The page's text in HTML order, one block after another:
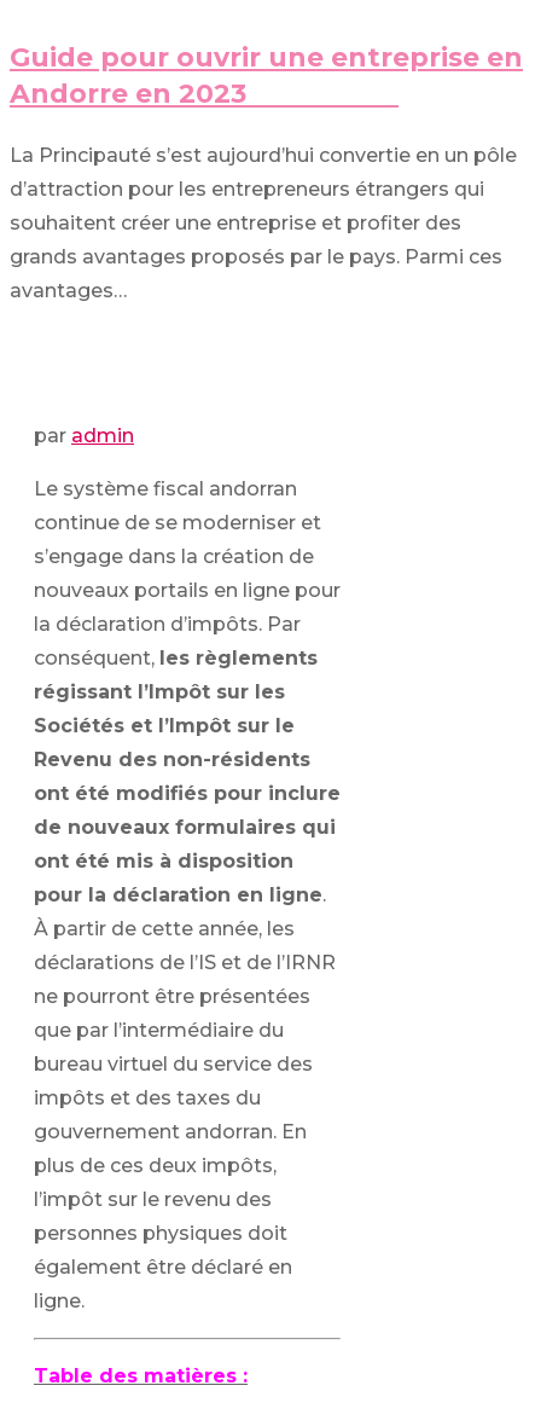
Guide pour ouvrir une entreprise en
Andorre en 2023
La Principauté s’est aujourd’hui convertie en un pôle
d’attraction pour les entrepreneurs étrangers qui
souhaitent créer une entreprise et profiter des
grands avantages proposés par le pays. Parmi ces
avantages…
par admin
Le système fiscal andorran
continue de se moderniser et
s’engage dans la création de
nouveaux portails en ligne pour
la déclaration d’impôts. Par
conséquent, les règlements
régissant l’Impôt sur les
Sociétés et l’Impôt sur le
Revenu des non-résidents
ont été modifiés pour inclure
de nouveaux formulaires qui
ont été mis à disposition
pour la déclaration en ligne.
À partir de cette année, les
déclarations de l’IS et de l’IRNR
ne pourront être présentées
que par l’intermédiaire du
bureau virtuel du service des
impôts et des taxes du
gouvernement andorran. En
plus de ces deux impôts,
l’impôt sur le revenu des
personnes physiques doit
également être déclaré en
ligne.
Table des matières :